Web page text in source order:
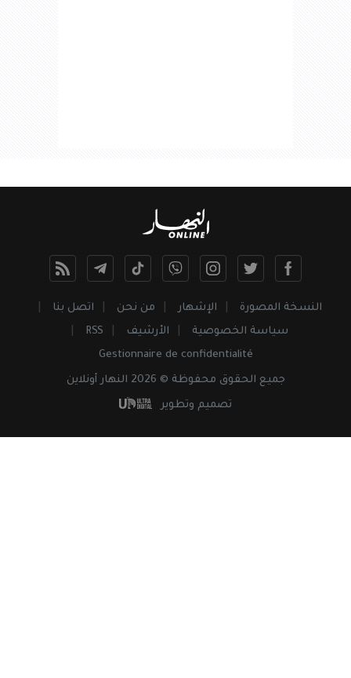
النسخة المصورة الإشهار من نحن
اتصل بنا
سياسة الخصوصية
الأرشيف
RSS
Gestionnaire de confidentialité
جميع الحقوق محفوظة © 2026 النهار أونلاين
تصميم وتطوير